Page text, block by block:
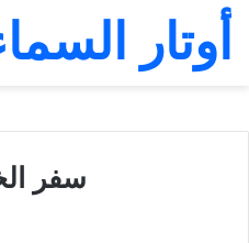
أوتار
سفر